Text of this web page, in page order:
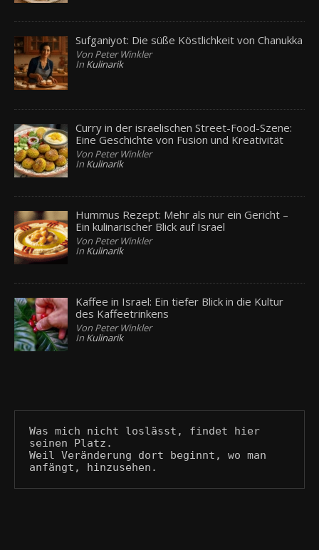
Sufganiyot: Die süße Köstlichkeit von Chanukka
Von Peter Winkler
In Kulinarik
Curry in der israelischen Street-Food-Szene:
Eine Geschichte von Fusion und Kreativität
Von Peter Winkler
In Kulinarik
Hummus Rezept: Mehr als nur ein Gericht –
Ein kulinarischer Blick auf Israel
Von Peter Winkler
In Kulinarik
Kaffee in Israel: Ein tiefer Blick in die Kultur
des Kaffeetrinkens
Von Peter Winkler
In Kulinarik
Was mich nicht loslässt, findet hier
seinen Platz.
Weil Veränderung dort beginnt, wo man
anfängt, hinzusehen.